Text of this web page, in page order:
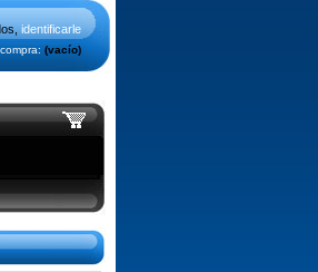
identificarle
(vacío)